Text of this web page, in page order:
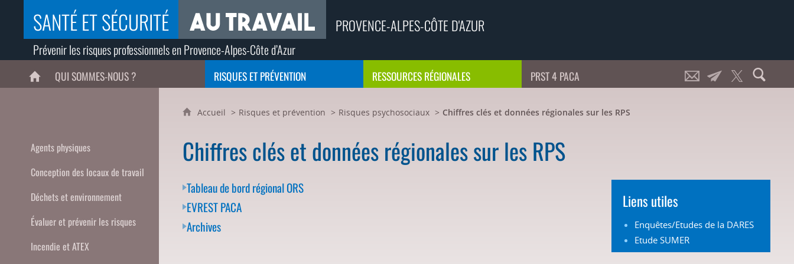
SANTÉ ET SÉCURITÉ PROVENCE-ALPES-CÔTE D'AZUR
Prévenir les risques professionnels en Provence-Alpes-Côte d’Azur
ACCUEIL
QUI SOMMES-NOUS ? RISQUES ET PRÉVENTION RESSOURCES RÉGIONALES PRST 4 PACA
Agents physiques
Conception des locaux de travail
Déchets et environnement
Évaluer et prévenir les risques
Incendie et ATEX
Accueil Risques et prévention Risques psychosociaux Chiffres clés et données régionales sur les RPS
Chiffres clés et données régionales sur les RPS
Tableau de bord régional ORS
EVREST PACA
Archives
Liens utiles
Enquêtes/Etudes de la DARES
Etude SUMER